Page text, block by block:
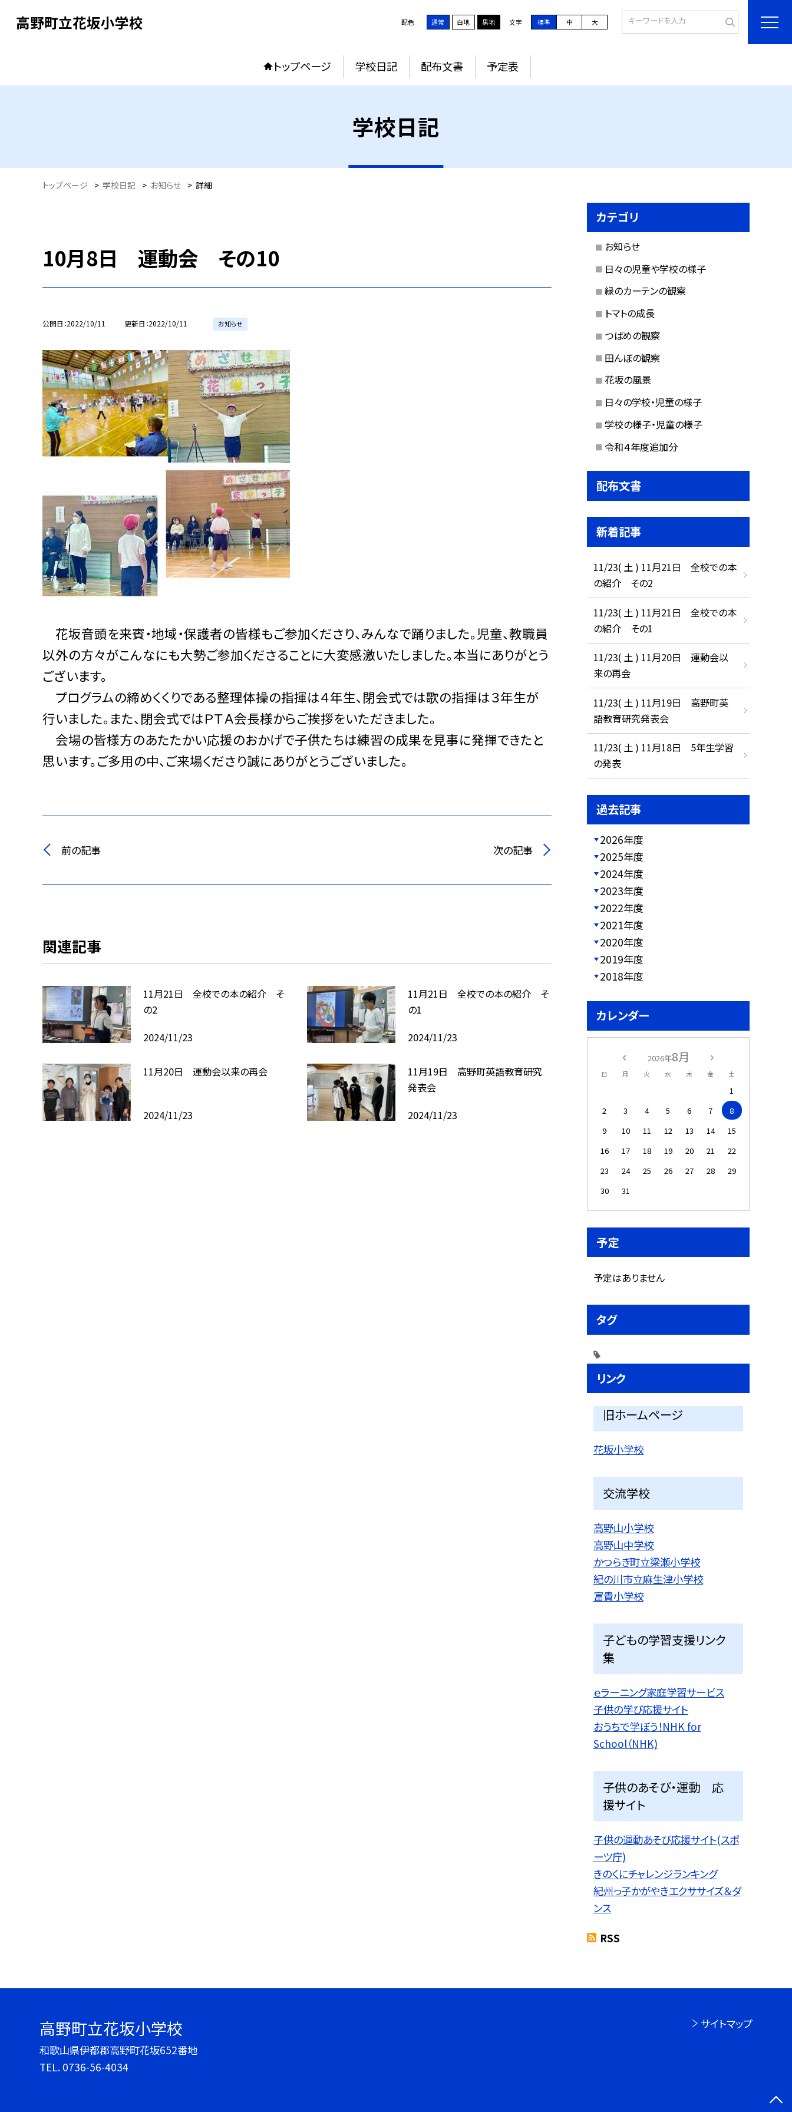
高野町立花坂小学校 配色 通常 白地 黒地 文字 標準 中 大
トップページ 学校日記 配布文書 予定表
学校日記
トップページ > 学校日記 > お知らせ > 詳細
10月8日 運動会 その10
公開日 2022/10/11 更新日 2022/10/11 お知らせ
花坂音頭を来賓・地域・保護者の皆様もご参加くださり、みんなで踊りました。児童、教職員
以外の方々がこんなにも大勢ご参加くださることに大変感激いたしました。本当にありがとう
ございます。
プログラムの締めくくりである整理体操の指揮は４年生、閉会式では歌の指揮は３年生が
行いました。また、閉会式ではＰＴＡ会長様からご挨拶をいただきました。
会場の皆様方のあたたかい応援のおかげで子供たちは練習の成果を見事に発揮できたと
思います。ご多用の中、ご来場くださり誠にありがとうございました。
前の記事 次の記事
関連記事
11月21日 全校での本の紹介 そ
の2
2024/11/23
11月21日 全校での本の紹介 そ
の1
2024/11/23
11月20日 運動会以来の再会
2024/11/23
11月19日 高野町英語教育研究
発表会
2024/11/23
カテゴリ
お知らせ
日々の児童や学校の様子
緑のカーテンの観察
トマトの成長
つばめの観察
田んぼの観察
花坂の風景
日々の学校・児童の様子
学校の様子・児童の様子
令和４年度追加分
配布文書
新着記事
11/23( 土 ) 11月21日 全校での本
の紹介 その2
11/23( 土 ) 11月21日 全校での本
の紹介 その1
11/23( 土 ) 11月20日 運動会以
来の再会
11/23( 土 ) 11月19日 高野町英
語教育研究発表会
11/23( 土 ) 11月18日 5年生学習
の発表
過去記事
2026年度
2025年度
2024年度
2023年度
2022年度
2021年度
2020年度
2019年度
2018年度
カレンダー
2026年8月
日 月 火 水 木 金 土
1
2
3 4 5 6 7
8
9
10 11 12 13 14
15
16
17 18 19 20 21
22
23
24 25 26 27 28
29
30
31
予定
予定はありません
タグ
リンク
旧ホームページ
花坂小学校
交流学校
高野山小学校
高野山中学校
かつらぎ町立梁瀬小学校
紀の川市立麻生津小学校
富貴小学校
子どもの学習支援リンク
集
ｅラーニング家庭学習サービス
子供の学び応援サイト
おうちで学ぼう！NHK for
School（NHK)
子供のあそび・運動 応
援サイト
子供の運動あそび応援サイト(スポ
ーツ庁)
きのくにチャレンジランキング
紀州っ子かがやきエクササイズ＆ダ
ンス
RSS
高野町立花坂小学校
和歌山県伊都郡高野町花坂652番地
TEL. 0736-56-4034
サイトマップ